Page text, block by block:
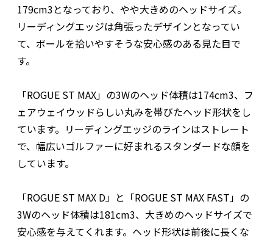
179cm3となっており、やや大きめのヘッドサイズ。
リーディングエッジは角張ったデザインとなってい
て、ボールを拾いやすそうな安心感のある見た目で
す。
「ROGUE ST MAX」の3Wのヘッド体積は174cm3、フ
ェアウェイウッドらしい丸みを帯びたヘッド形状をし
ています。リーディングエッジのラインはストレート
で、幅広いゴルファーに好まれるスタンダードな顔を
しています。
「ROGUE ST MAX D」と「ROGUE ST MAX FAST」の
3Wのヘッド体積は181cm3、大きめのヘッドサイズで
安心感を与えてくれます。ヘッド形状は前後に長くな